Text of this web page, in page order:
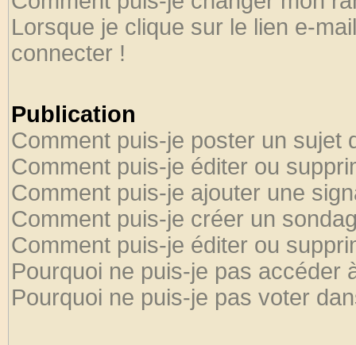
Lorsque je clique sur le lien e-
connecter !
Publication
Comment puis-je poster un sujet
Comment puis-je éditer ou
Comment puis-je ajouter une
Comment puis-je créer un
Comment puis-je éditer ou
Pourquoi ne puis-je pas accéder
Pourquoi ne puis-je pas voter